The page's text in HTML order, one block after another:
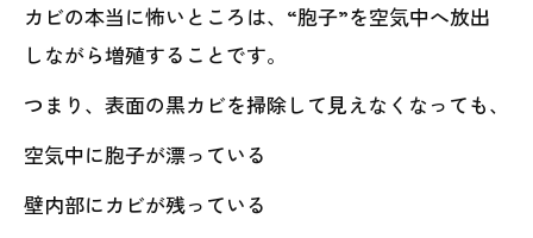
カビの本当に怖いところは、“胞子”を空気中へ放出
しながら増殖することです。
つまり、表面の黒カビを掃除して見えなくなっても、
空気中に胞子が漂っている
壁内部にカビが残っている